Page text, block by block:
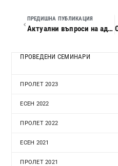
ПРЕДИШНА ПУБЛИКАЦИЯ
Актуални въпроси на административния процес
ПРОВЕДЕНИ СЕМИНАРИ
ПРОЛЕТ 2023
ЕСЕН 2022
ПРОЛЕТ 2022
ЕСЕН 2021
ПРОЛЕТ 2021